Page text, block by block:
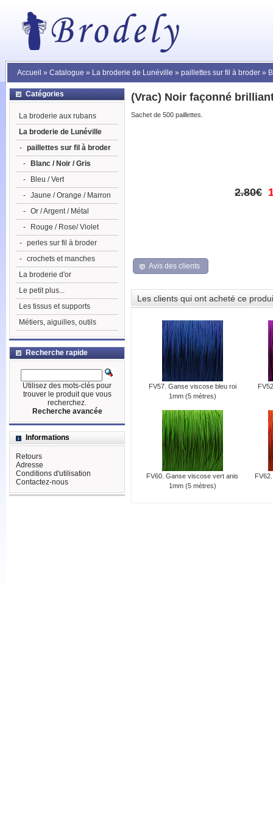
Accueil » Catalogue » La broderie de Lunéville » paillettes sur fil à broder »
(Vrac) Noir façonné
Sachet de 500 paillettes.
2.80€
Avis des clients
Les clients qui ont acheté ce
FV57. Ganse viscose bleu roi
1mm (5 mètres)
FV60. Ganse viscose vert anis
1mm (5 mètres)
Catégories
La broderie aux rubans
La broderie de Lunéville
- paillettes sur fil à broder
-
Blanc / Noir / Gris
-
Bleu / Vert
- Jaune / Orange / Marron
- Or / Argent / Métal
-
Rouge / Rose/ Violet
- perles sur fil à broder
- crochets et manches
La broderie d'or
Le petit plus...
Les tissus et supports
Métiers, aiguilles, outils
Recherche rapide
Utilisez des mots-clés pour
trouver le produit que vous
recherchez.
Recherche avancée
Informations
Retours
Adresse
Conditions d'utilisation
Contactez-nous